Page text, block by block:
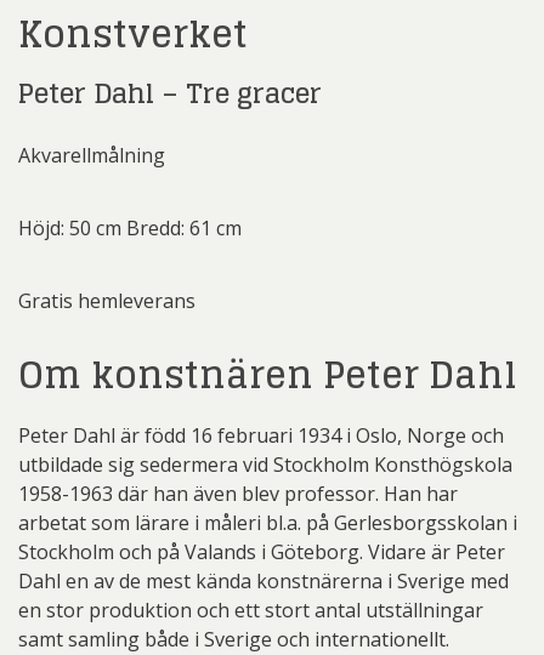
Konstverket
Peter Dahl – Tre gracer
Akvarellmålning
Höjd: 50 cm Bredd: 61 cm
Gratis hemleverans
Om konstnären Peter Dahl
Peter Dahl är född 16 februari 1934 i Oslo, Norge och
utbildade sig sedermera vid Stockholm Konsthögskola
1958-1963 där han även blev professor. Han har
arbetat som lärare i måleri bl.a. på Gerlesborgsskolan i
Stockholm och på Valands i Göteborg. Vidare är Peter
Dahl en av de mest kända konstnärerna i Sverige med
en stor produktion och ett stort antal utställningar
samt samling både i Sverige och internationellt.